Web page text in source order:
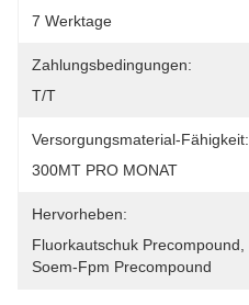
7 Werktage
Zahlungsbedingungen:
T/T
Versorgungsmaterial-Fähigkeit:
300MT PRO MONAT
Hervorheben:
Fluorkautschuk Precompound
Soem-Fpm Precompound